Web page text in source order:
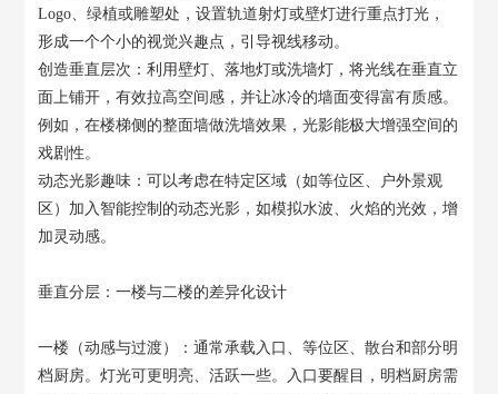
Logo、绿植或雕塑处，设置轨道射灯或壁灯进行重点打光，
形成一个个小的视觉兴趣点，引导视线移动。
创造垂直层次：利用壁灯、落地灯或洗墙灯，将光线在垂直立
面上铺开，有效拉高空间感，并让冰冷的墙面变得富有质感。
例如，在楼梯侧的整面墙做洗墙效果，光影能极大增强空间的
戏剧性。
动态光影趣味：可以考虑在特定区域（如等位区、户外景观
区）加入智能控制的动态光影，如模拟水波、火焰的光效，增
加灵动感。
垂直分层：一楼与二楼的差异化设计
一楼（动感与过渡）：通常承载入口、等位区、散台和部分明
档厨房。灯光可更明亮、活跃一些。入口要醒目，明档厨房需